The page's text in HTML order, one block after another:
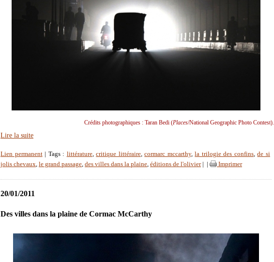
Crédits photographiques : Taran Bedi (Places/National Geographic Photo Contest).
Lire la suite
Lien permanent| Tags : littérature,critique littéraire,cormarc mccarthy,la trilogie des confins,de si
jolis chevaux, le grand passage, des villes dans la plaine, éditions de l'olivier| Imprimer
20/01/2011
Des villes dans la plaine de Cormac McCarthy